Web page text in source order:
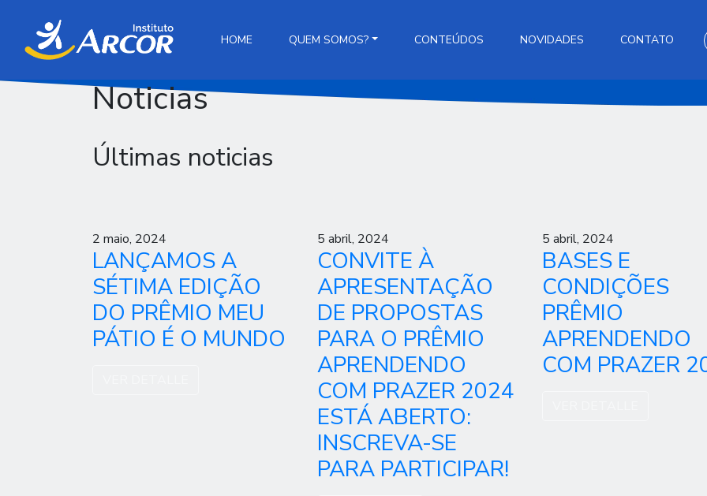
HOME QUEM SOMOS? CONTEÚDOS NOVIDADES CONTATO
Noticias
Últimas noticias
2 maio, 2024
LANÇAMOS A
SÉTIMA EDIÇÃO
DO PRÊMIO MEU
PÁTIO É O MUNDO
5 abril, 2024
CONVITE À
APRESENTAÇÃO
DE PROPOSTAS
PARA O PRÊMIO
APRENDENDO
COM PRAZER 2024
ESTÁ ABERTO:
INSCREVA-SE
PARA PARTICIPAR!
5 abril, 2024
BASES E
CONDIÇÕES
PRÊMIO
APRENDENDO
COM PRAZER